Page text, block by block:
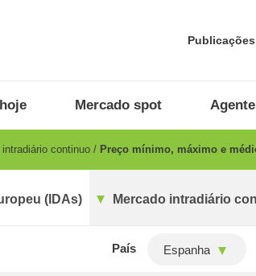
Publicações
Mercado spot
intradiário continuo Preço mínimo, máximo e
(IDAs) Mercado intradiário
País Espanha